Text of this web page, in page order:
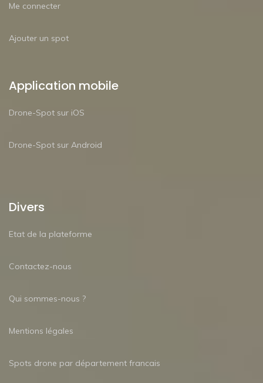
Me connecter
Ajouter un spot
Application mobile
Drone-Spot sur iOS
Drone-Spot sur Android
Divers
Etat de la plateforme
Contactez-nous
Qui sommes-nous ?
Mentions légales
Spots drone par département francais